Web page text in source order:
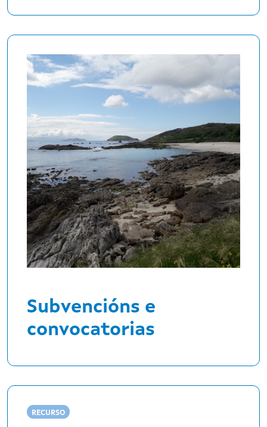
Subvencións e
convocatorias
RECURSO